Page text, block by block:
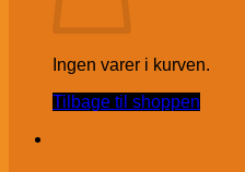
Ingen varer i kurven.
Tilbage til shoppen